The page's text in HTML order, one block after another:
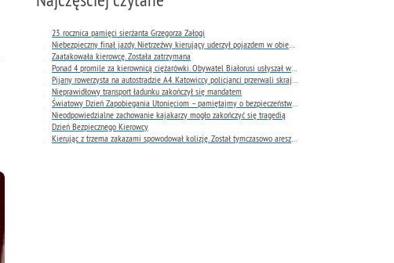
23. rocznica pamięci sierżanta Grzegorza Załogi
Zaatakowała kierowcę. Została zatrzymana
Nieprawidłowy transport ładunku zakończył się mandatem
Nieodpowiedzialne zachowanie kajakarzy mogło zakończyć się tragedią
Dzień Bezpiecznego Kierowcy